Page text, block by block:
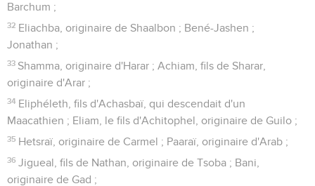
Barchum ;
32 Eliachba, originaire de Shaalbon ; Bené-Jashen ;
Jonathan ;
33 Shamma, originaire d'Harar ; Achiam, fils de Sharar,
originaire d'Arar ;
34 Eliphéleth, fils d'Achasbaï, qui descendait d'un
Maacathien ; Eliam, le fils d'Achitophel, originaire de Guilo ;
35 Hetsraï, originaire de Carmel ; Paaraï, originaire d'Arab ;
36 Jigueal, fils de Nathan, originaire de Tsoba ; Bani,
originaire de Gad ;